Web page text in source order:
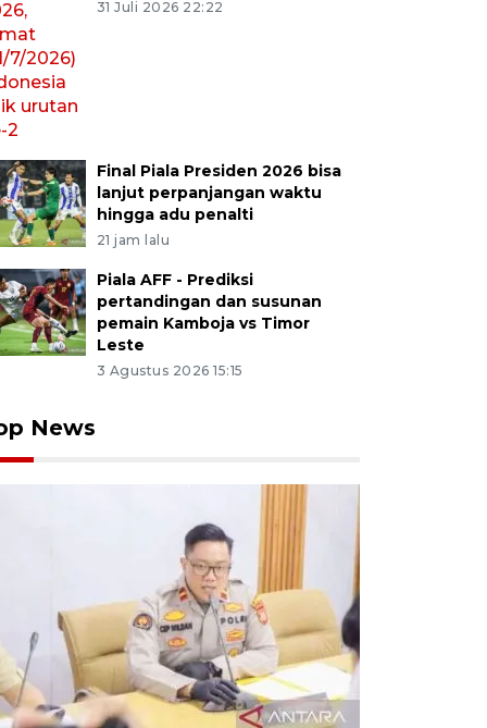
31 Juli 2026 22:22
Final Piala Presiden 2026 bisa
lanjut perpanjangan waktu
hingga adu penalti
21 jam lalu
Piala AFF - Prediksi
pertandingan dan susunan
pemain Kamboja vs Timor
Leste
3 Agustus 2026 15:15
News